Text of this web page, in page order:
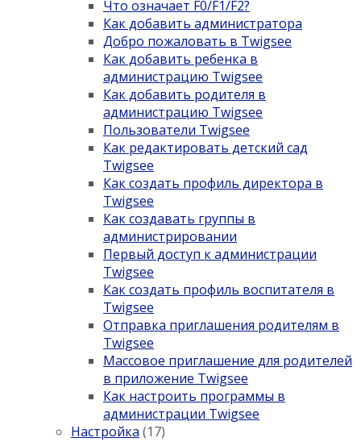
Что означает F0/F1/F2?
Как добавить администратора
Добро пожаловать в Twigsee
Как добавить ребенка в
администрацию Twigsee
Как добавить родителя в
администрацию Twigsee
Пользователи Twigsee
Как редактировать детский сад
Twigsee
Как создать профиль директора в
Twigsee
Как создавать группы в
администрировании
Первый доступ к администрации
Twigsee
Как создать профиль воспитателя в
Twigsee
Отправка приглашения родителям в
Twigsee
Массовое приглашение для родителей
в приложение Twigsee
Как настроить программы в
администрации Twigsee
Настройка (17)